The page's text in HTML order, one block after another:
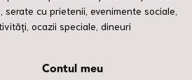
serate cu prietenii, evenimente sociale,
ocazii speciale, dineuri
Contul meu